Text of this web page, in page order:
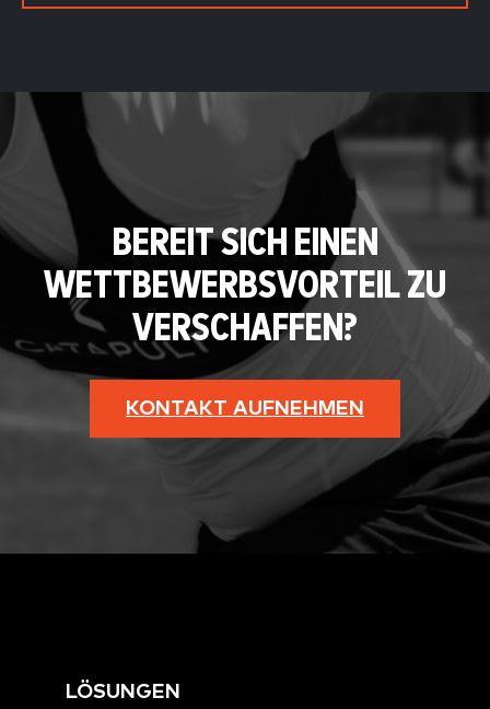
BEREIT SICH EINEN
WETTBEWERBSVORTEIL ZU
VERSCHAFFEN?
KONTAKT AUFNEHMEN
LÖSUNGEN